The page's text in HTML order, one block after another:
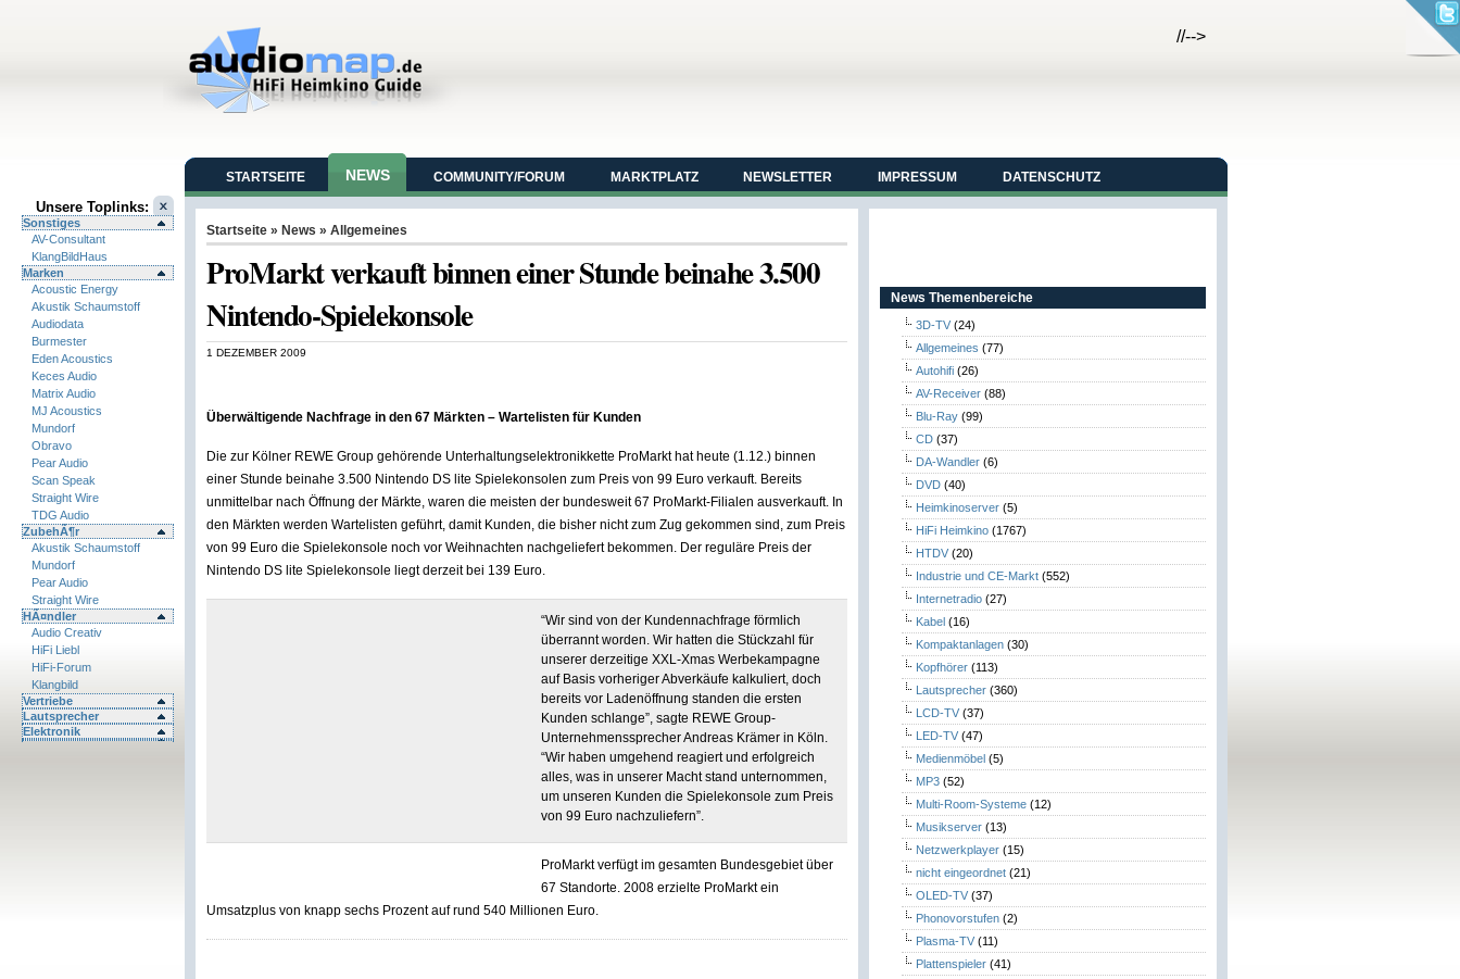
//-->
Unsere Toplinks:
Sonstiges
AV-Consultant
KlangBildHaus
Marken
Acoustic Energy
Akustik Schaumstoff
Audiodata
Burmester
Eden Acoustics
Keces Audio
Matrix Audio
MJ Acoustics
Mundorf
Obravo
Pear Audio
Scan Speak
Straight Wire
TDG Audio
ZubehÃ¶r
Akustik Schaumstoff
Mundorf
Pear Audio
Straight Wire
HÃ¤ndler
Audio Creativ
HiFi Liebl
HiFi-Forum
Klangbild
Vertriebe
Lautsprecher
Elektronik
STARTSEITE NEWS COMMUNITY/FORUM MARKTPLATZ NEWSLETTER IMPRESSUM DATENSCHUTZ
Startseite » News » Allgemeines
ProMarkt verkauft binnen einer Stunde beinahe 3.500
Nintendo-Spielekonsole
1 DEZEMBER 2009
Überwältigende Nachfrage in den 67 Märkten – Wartelisten für Kunden
Die zur Kölner REWE Group gehörende Unterhaltungselektronikkette ProMarkt hat heute (1.12.) binnen
einer Stunde beinahe 3.500 Nintendo DS lite Spielekonsolen zum Preis von 99 Euro verkauft. Bereits
unmittelbar nach Öffnung der Märkte, waren die meisten der bundesweit 67 ProMarkt-Filialen ausverkauft. In
den Märkten werden Wartelisten geführt, damit Kunden, die bisher nicht zum Zug gekommen sind, zum Preis
von 99 Euro die Spielekonsole noch vor Weihnachten nachgeliefert bekommen. Der reguläre Preis der
Nintendo DS lite Spielekonsole liegt derzeit bei 139 Euro.
“Wir sind von der Kundennachfrage förmlich
überrannt worden. Wir hatten die Stückzahl für
unserer derzeitige XXL-Xmas Werbekampagne
auf Basis vorheriger Abverkäufe kalkuliert, doch
bereits vor Ladenöffnung standen die ersten
Kunden schlange”, sagte REWE Group-
Unternehmenssprecher Andreas Krämer in Köln.
“Wir haben umgehend reagiert und erfolgreich
alles, was in unserer Macht stand unternommen,
um unseren Kunden die Spielekonsole zum Preis
von 99 Euro nachzuliefern”.
ProMarkt verfügt im gesamten Bundesgebiet über
67 Standorte. 2008 erzielte ProMarkt ein
Umsatzplus von knapp sechs Prozent auf rund 540 Millionen Euro.
News Themenbereiche
3D-TV (24)
Allgemeines (77)
Autohifi (26)
AV-Receiver (88)
Blu-Ray (99)
CD (37)
DA-Wandler (6)
DVD (40)
Heimkinoserver (5)
HiFi Heimkino (1767)
HTDV (20)
Industrie und CE-Markt (552)
Internetradio (27)
Kabel (16)
Kompaktanlagen (30)
Kopfhörer (113)
Lautsprecher (360)
LCD-TV (37)
LED-TV (47)
Medienmöbel (5)
MP3 (52)
Multi-Room-Systeme (12)
Musikserver (13)
Netzwerkplayer (15)
nicht eingeordnet (21)
OLED-TV (37)
Phonovorstufen (2)
Plasma-TV (11)
Plattenspieler (41)